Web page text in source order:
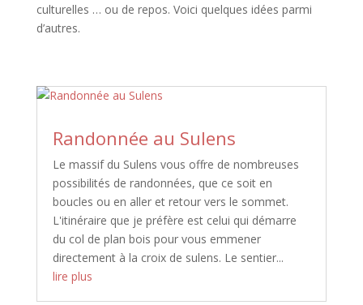
culturelles … ou de repos. Voici quelques idées parmi
d’autres.
Randonnée au Sulens
Le massif du Sulens vous offre de nombreuses
possibilités de randonnées, que ce soit en
boucles ou en aller et retour vers le sommet.
L'itinéraire que je préfère est celui qui démarre
du col de plan bois pour vous emmener
directement à la croix de sulens. Le sentier...
lire plus